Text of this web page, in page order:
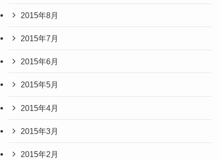
2015年8月
2015年7月
2015年6月
2015年5月
2015年4月
2015年3月
2015年2月